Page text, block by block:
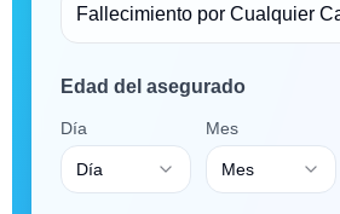
Fallecimiento por Cualquier
Edad del asegurado
Día
Día
Mes
Mes